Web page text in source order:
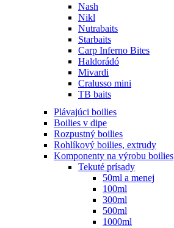
Nash
Nikl
Nutrabaits
Starbaits
Carp Inferno Bites
Haldorádó
Mivardi
Cralusso mini
TB baits
Plávajúci boilies
Boilies v dipe
Rozpustný boilies
Rohlíkový boilies, extrudy
Komponenty na výrobu boilies
Tekuté prísady
50ml a menej
100ml
300ml
500ml
1000ml